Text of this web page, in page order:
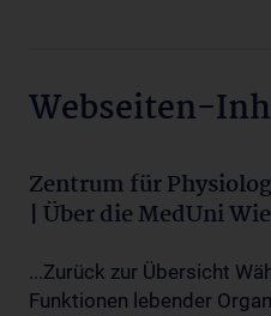
Webseiten-
Zentrum für
| Über die MedUni
...Zurück zur Übersicht
Funktionen lebender